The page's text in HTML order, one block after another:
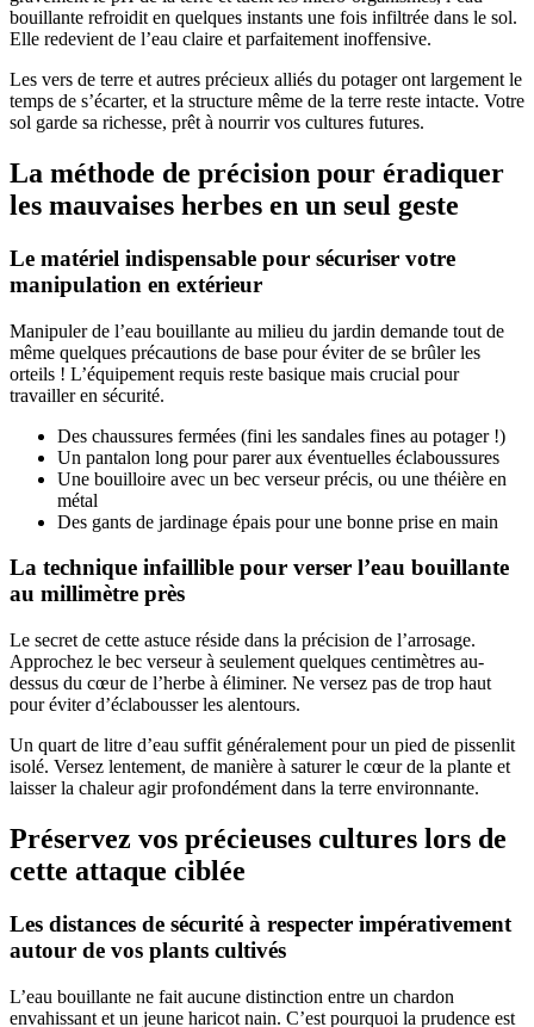
bouillante refroidit en quelques instants une fois infiltrée dans le sol.
Elle redevient de l’eau claire et parfaitement inoffensive.
Les vers de terre et autres précieux alliés du potager ont largement le
temps de s’écarter, et la structure même de la terre reste intacte. Votre
sol garde sa richesse, prêt à nourrir vos cultures futures.
La méthode de précision pour éradiquer
les mauvaises herbes en un seul geste
Le matériel indispensable pour sécuriser votre
manipulation en extérieur
Manipuler de l’eau bouillante au milieu du jardin demande tout de
même quelques précautions de base pour éviter de se brûler les
orteils ! L’équipement requis reste basique mais crucial pour
travailler en sécurité.
Des chaussures fermées (fini les sandales fines au potager !)
Un pantalon long pour parer aux éventuelles éclaboussures
Une bouilloire avec un bec verseur précis, ou une théière en
métal
Des gants de jardinage épais pour une bonne prise en main
La technique infaillible pour verser l’eau bouillante
au millimètre près
Le secret de cette astuce réside dans la précision de l’arrosage.
Approchez le bec verseur à seulement quelques centimètres au-
dessus du cœur de l’herbe à éliminer. Ne versez pas de trop haut
pour éviter d’éclabousser les alentours.
Un quart de litre d’eau suffit généralement pour un pied de pissenlit
isolé. Versez lentement, de manière à saturer le cœur de la plante et
laisser la chaleur agir profondément dans la terre environnante.
Préservez vos précieuses cultures lors de
cette attaque ciblée
Les distances de sécurité à respecter impérativement
autour de vos plants cultivés
L’eau bouillante ne fait aucune distinction entre un chardon
envahissant et un jeune haricot nain. C’est pourquoi la prudence est